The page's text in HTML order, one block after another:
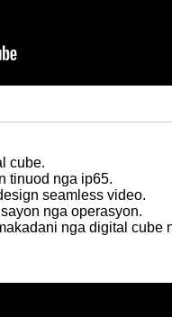
cube.
tinuod nga ip65.
seamless video.
​​nga operasyon.
nga digital